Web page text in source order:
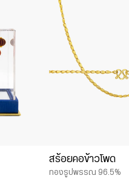
สร้อยคอข้าวโพด
ทองรูปพรรณ 96.5%